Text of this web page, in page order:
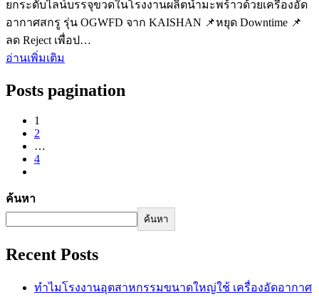
ยกระดับไลน์บรรจุขวดในโรงงานผลิตน้ำมะพร้าวด้วยเครื่องอัด
อากาศสกรู รุ่น OGWFD จาก KAISHAN 📌หยุด Downtime 📌
ลด Reject เพื่อป…
อ่านเพิ่มเติม
Posts pagination
1
2
…
4
ค้นหา
ค้นหา
Recent Posts
ทำไมโรงงานอุตสาหกรรมขนาดใหญ่ใช้ เครื่องอัดอากาศ